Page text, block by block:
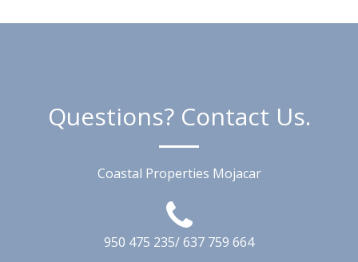
Questions? Contact Us.
Coastal Properties Mojacar
950 475 235/ 637 759 664